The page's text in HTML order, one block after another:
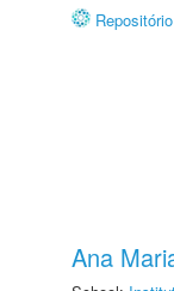
Ana